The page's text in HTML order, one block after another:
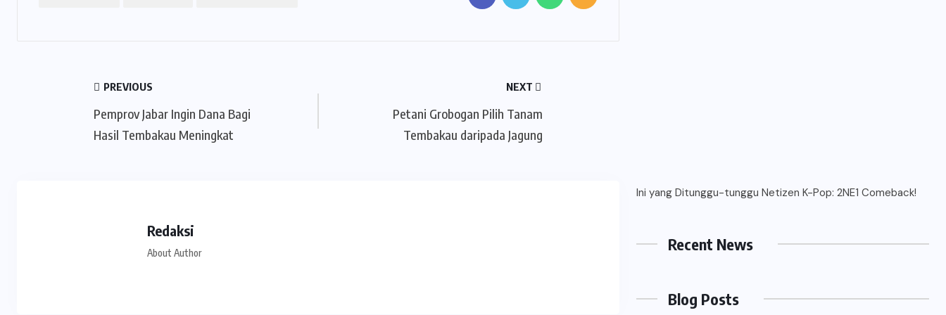
PREVIOUS
Pemprov Jabar Ingin Dana Bagi
Hasil Tembakau Meningkat
NEXT
Petani Grobogan Pilih Tanam
Tembakau daripada Jagung
Redaksi
About Author
Ini yang Ditunggu-tunggu Netizen K-Pop: 2NE1 Comeback!
Recent News
Blog Posts